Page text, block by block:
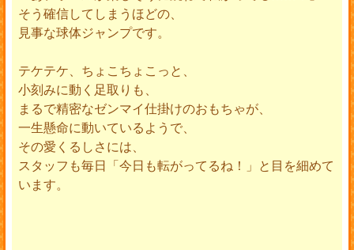
そう確信してしまうほどの、
見事な球体ジャンプです。
テケテケ、ちょこちょこっと、
小刻みに動く足取りも、
まるで精密なゼンマイ仕掛けのおもちゃが、
一生懸命に動いているようで、
その愛くるしさには、
スタッフも毎日「今日も転がってるね！」と目を細めて
います。